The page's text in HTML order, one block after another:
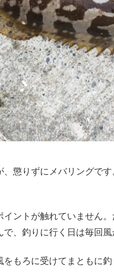
懲りずにメバリングで
ントが触れていません
、釣りに行く日は毎回風
もろに受けてまともに